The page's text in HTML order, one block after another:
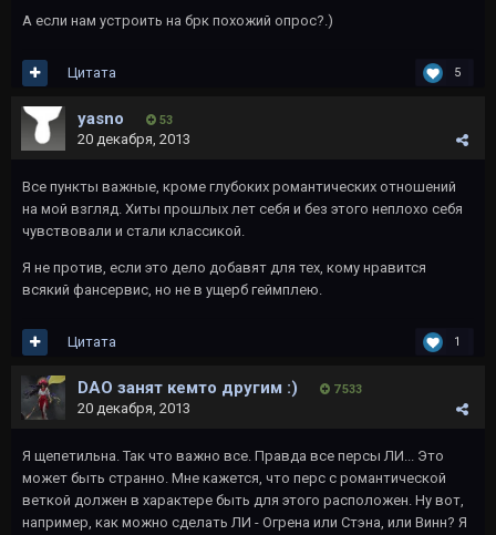
А если нам устроить на брк похожий опрос?.)
5
Цитата
yаsno 53
20 декабря, 2013
Все пункты важные, кроме глубоких романтических отношений
на мой взгляд. Хиты прошлых лет себя и без этого неплохо себя
чувствовали и стали классикой.
Я не против, если это дело добавят для тех, кому нравится
всякий фансервис, но не в ущерб геймплею.
1
Цитата
DAO занят кемто другим :) 7 533
20 декабря, 2013
Я щепетильна. Так что важно все. Правда все персы ЛИ... Это
может быть странно. Мне кажется, что перс с романтической
веткой должен в характере быть для этого расположен. Ну вот,
например, как можно сделать ЛИ - Огрена или Стэна, или Винн? Я